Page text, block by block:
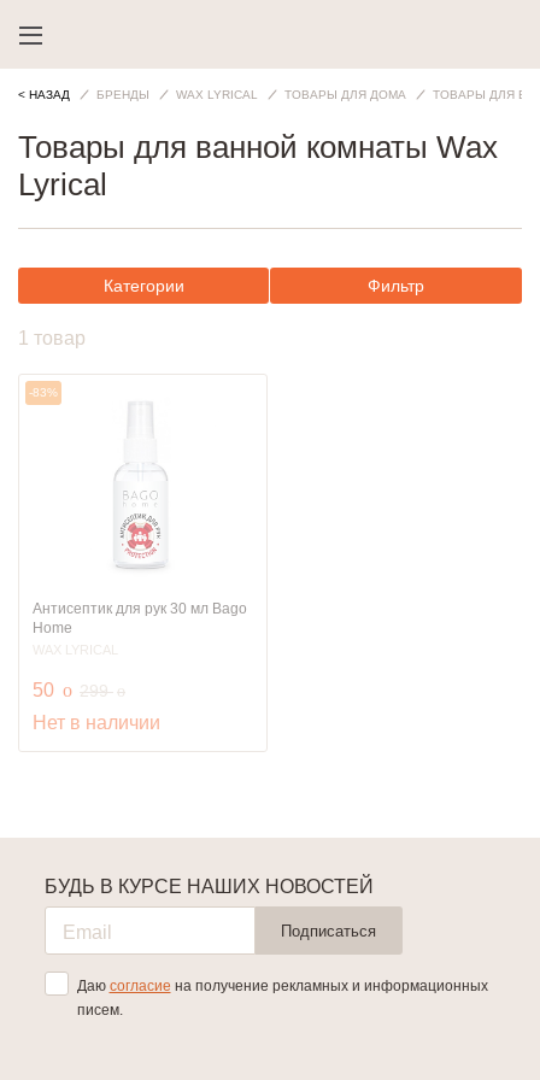
< НАЗАД БРЕНДЫ WAX LYRICAL ТОВАРЫ ДЛЯ ДОМА ТОВАРЫ ДЛЯ
Товары для ванной комнаты Wax
Lyrical
Категории Фильтр
1 товар
-83%
Антисептик для рук 30 мл Bago
Home
WAX LYRICAL
50 руб.
o 299руб.
o
Нет в наличии
БУДЬ В КУРСЕ НАШИХ НОВОСТЕЙ
Подписаться
Даю согласие на получение рекламных и информационных
писем.